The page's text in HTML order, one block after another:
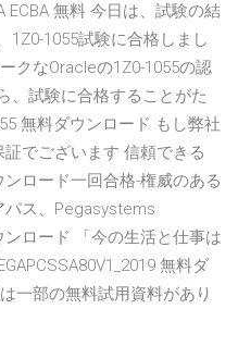
ECBA 無料 今日は、試験の結
1Z0-1055試験に合格しまし
クなOracleの1Z0-1055の認
、試験に合格することがた
無料ダウンロード もし弊社
でございます 信頼できる
ンロード一回合格-権威のある
パス、Pegasystems
ンロード 「今の生活と仕事は
無料ダ
一部の無料試用資料があり